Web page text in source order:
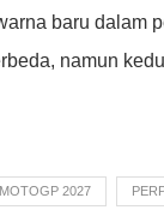
baru dalam
namun
MOTOGP 2027